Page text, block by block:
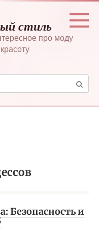
стиль
про моду
Безопасность и